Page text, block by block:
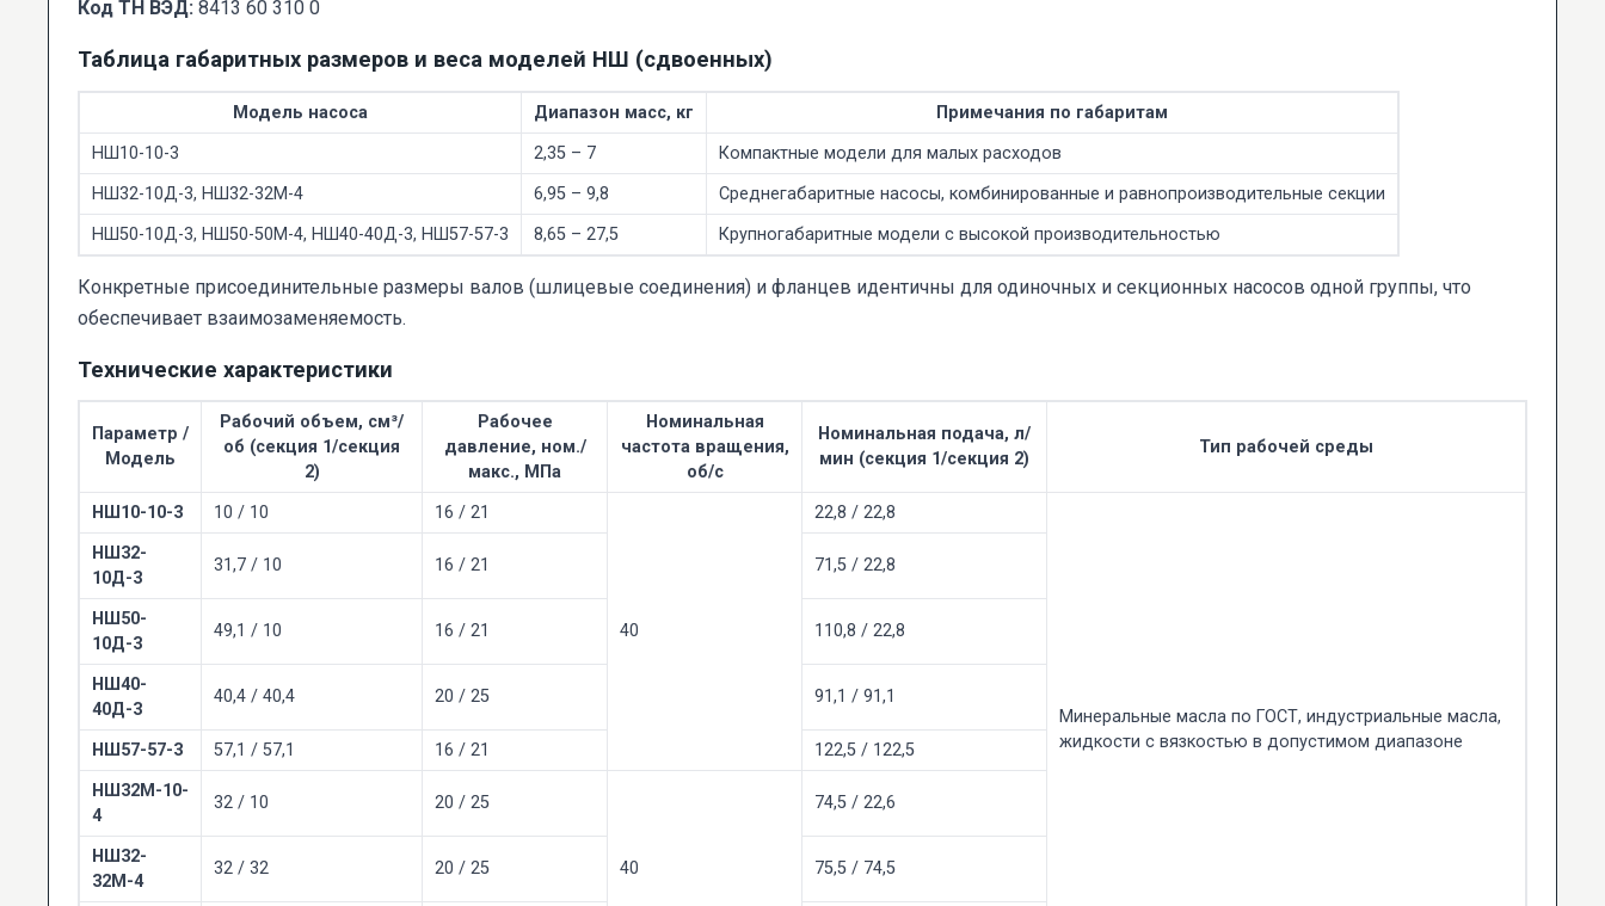
Код ТН ВЭД: 8413 60 310 0
Таблица габаритных размеров и веса моделей НШ (сдвоенных)
Модель насоса Диапазон масс, кг
Примечания по габаритам
НШ10-10-3
2,35 – 7
Компактные модели для малых расходов
НШ32-10Д-3, НШ32-32М-4
6,95 – 9,8
Среднегабаритные насосы, комбинированные и равнопроизводительные секции
НШ50-10Д-3, НШ50-50М-4, НШ40-40Д-3, НШ57-57-3
8,65 – 27,5 Крупногабаритные модели с высокой производительностью
Конкретные присоединительные размеры валов (шлицевые соединения) и фланцев идентичны для одиночных и секционных насосов одной группы, что
обеспечивает взаимозаменяемость.
Технические характеристики
Параметр /
Модель
Рабочий объем, см³/
об (секция 1/секция
2)
Рабочее
давление, ном./
макс., МПа
Номинальная
частота вращения,
об/с
Номинальная подача, л/
мин (секция 1/секция 2)
Тип рабочей среды
НШ10-10-3 10 / 10 16 / 21
40
22,8 / 22,8
Минеральные масла по ГОСТ, индустриальные масла,
жидкости с вязкостью в допустимом диапазоне
НШ32-
10Д-3
31,7 / 10 16 / 21 71,5 / 22,8
НШ50-
10Д-3
49,1 / 10 16 / 21 110,8 / 22,8
НШ40-
40Д-3
40,4 / 40,4 20 / 25 91,1 / 91,1
НШ57-57-3 57,1 / 57,1 16 / 21
122,5 / 122,5
НШ32М-10-
4
32 / 10 20 / 25
40
74,5 / 22,6
НШ32-
32М-4
32 / 32 20 / 25 75,5 / 74,5